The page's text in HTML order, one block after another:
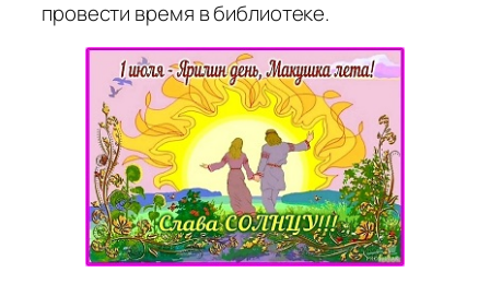
провести время в библиотеке.